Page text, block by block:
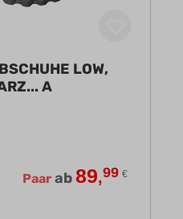
LOW,
A
Paar ab89,99 €